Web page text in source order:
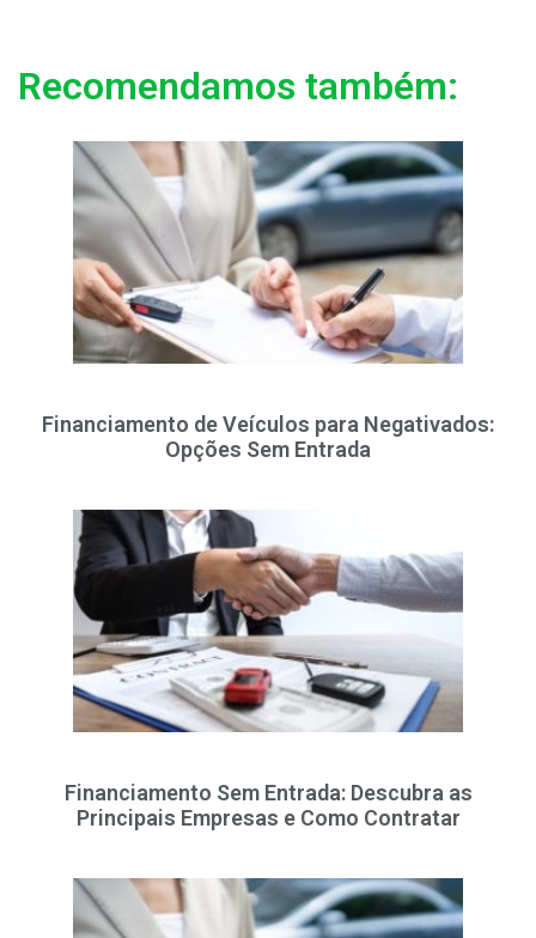
Recomendamos também:
Financiamento de Veículos para Negativados:
Opções Sem Entrada
Financiamento Sem Entrada: Descubra as
Principais Empresas e Como Contratar